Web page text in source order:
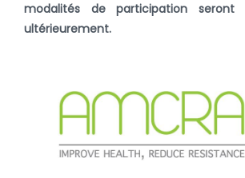
modalités de participation seront
ultérieurement.